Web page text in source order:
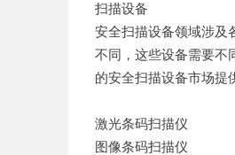
扫描设备
安全扫描设备领域涉及
不同，这些设备需要不
的安全扫描设备市场提
激光条码扫描仪
图像条码扫描仪